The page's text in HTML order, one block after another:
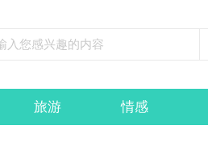
旅游 情感